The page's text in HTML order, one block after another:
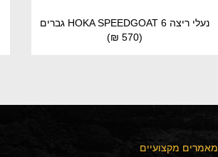
נעלי ריצה HOKA SPEEDGOAT 6 גברים
(570 ₪)
מאמרים מקצועיים